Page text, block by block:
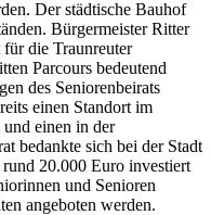
Der städtische Bauhof
Bürgermeister Ritter
für die Traunreuter
Parcours bedeutend
des Seniorenbeirats
einen Standort im
einen in der
bedankte sich bei der Stadt
20.000 Euro investiert
und Senioren
angeboten werden.